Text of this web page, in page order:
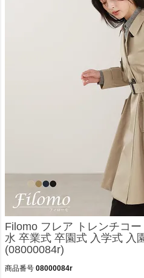
Filomo フレア トレンチコ
水 卒業式 卒園式 入学式 入
(08000084r)
商品番号 08000084r